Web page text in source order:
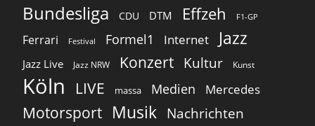
Bundesliga CDU DTM Effzeh F1-GP
Ferrari Festival Formel1 Internet Jazz
Jazz Live Jazz NRW Konzert Kultur Kunst
Köln LIVE massa Medien Mercedes
Motorsport Musik Nachrichten